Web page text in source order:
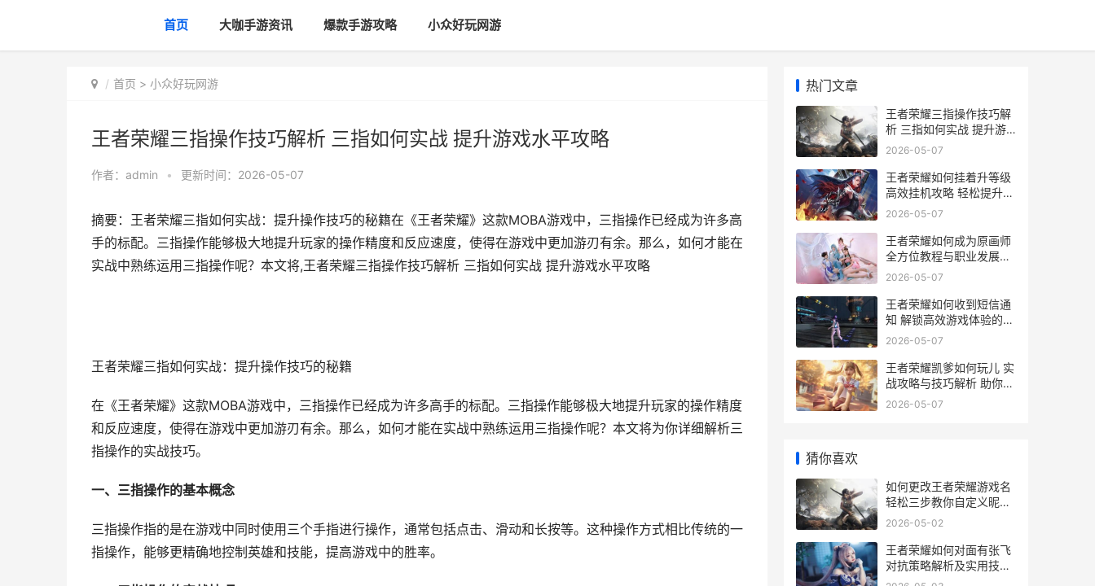
首页 大咖手游资讯 爆款手游攻略 小众好玩网游
首页 > 小众好玩网游
王者荣耀三指操作技巧解析 三指如何实战 提升游戏水平攻略
作者： admin • 更新时间：2026-05-07
摘要：王者荣耀三指如何实战：提升操作技巧的秘籍在《王者荣耀》这款MOBA游戏中，三指操作已经成为许多高
手的标配。三指操作能够极大地提升玩家的操作精度和反应速度，使得在游戏中更加游刃有余。那么，如何才能在
实战中熟练运用三指操作呢？本文将,王者荣耀三指操作技巧解析 三指如何实战 提升游戏水平攻略
王者荣耀三指如何实战：提升操作技巧的秘籍
在《王者荣耀》这款MOBA游戏中，三指操作已经成为许多高手的标配。三指操作能够极大地提升玩家的操作精度
和反应速度，使得在游戏中更加游刃有余。那么，如何才能在实战中熟练运用三指操作呢？本文将为你详细解析三
指操作的实战技巧。
一、三指操作的基本概念
三指操作指的是在游戏中同时使用三个手指进行操作，通常包括点击、滑动和长按等。这种操作方式相比传统的一
指操作，能够更精确地控制英雄和技能，提高游戏中的胜率。
热门文章
王者荣耀三指操作技巧解
析 三指如何实战 提升游
戏水平攻略
2026-05-07
王者荣耀如何挂着升等级
高效挂机攻略 轻松提升段
位技巧揭秘
2026-05-07
王者荣耀如何成为原画师
全方位教程与职业发展路
径解析
2026-05-07
王者荣耀如何收到短信通
知 解锁高效游戏体验的秘
诀指南
2026-05-07
王者荣耀凯爹如何玩儿 实
战攻略与技巧解析 助你轻
松上分
2026-05-07
猜你喜欢
如何更改王者荣耀游戏名
轻松三步教你自定义昵称
技巧
2026-05-02
王者荣耀如何对面有张飞
对抗策略解析及实用技巧
分享